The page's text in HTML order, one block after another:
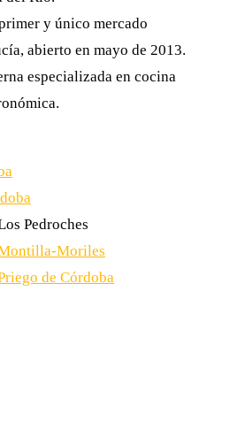
y único mercado
abierto en mayo de 2013.
especializada en cocina
Pedroches
Moriles
de Córdoba